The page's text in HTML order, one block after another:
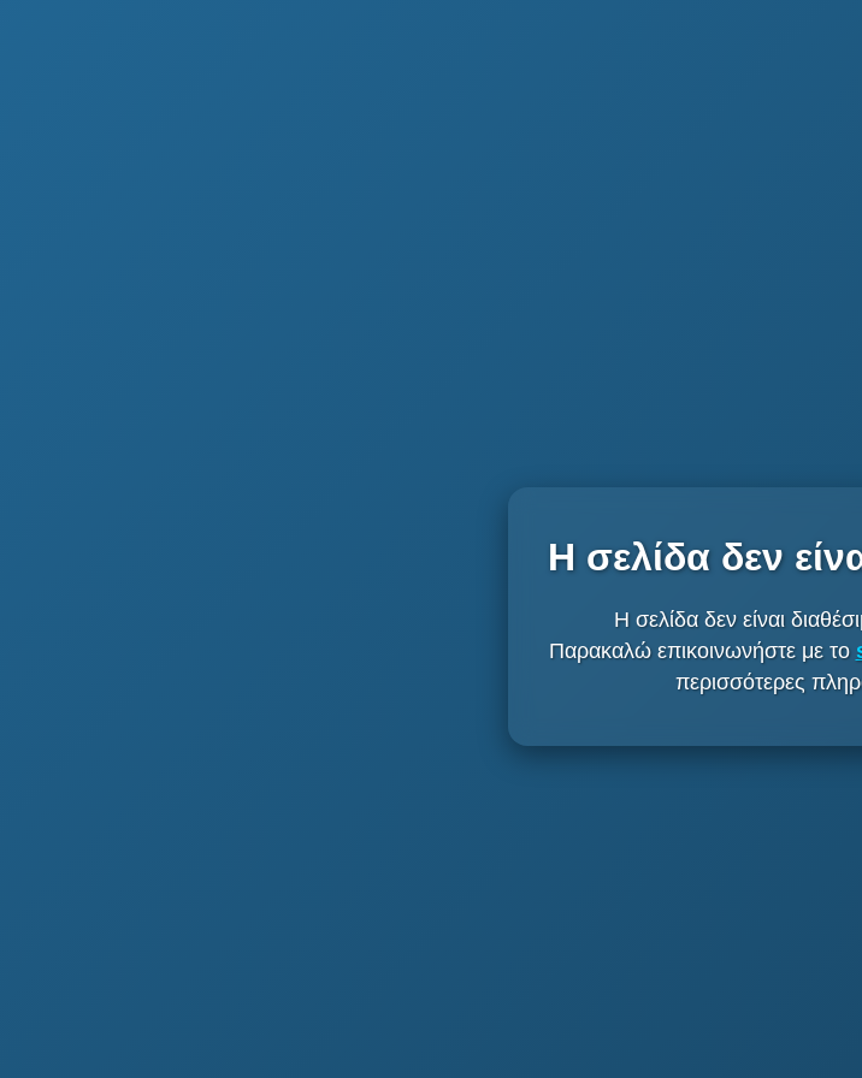
Η σελίδα δεν
Η σελίδα δεν είναι
Παρακαλώ επικοινωνήστε με το
περισσότερες